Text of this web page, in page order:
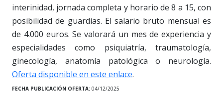
interinidad, jornada completa y horario de 8 a 15, con
posibilidad de guardias. El salario bruto mensual es
de 4.000 euros. Se valorará un mes de experiencia y
especialidades como psiquiatría, traumatología,
ginecología, anatomía patológica o neurología.
Oferta disponible en este enlace.
FECHA PUBLICACIÓN OFERTA: 04/12/2025